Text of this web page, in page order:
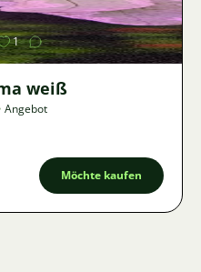
1
weiß
Angebot
Möchte kaufen